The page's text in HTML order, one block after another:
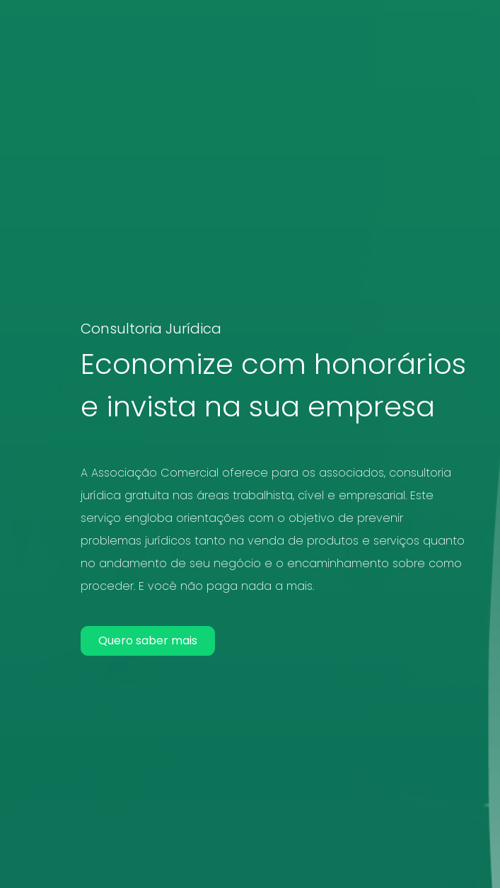
Consultoria Jurídica
Economize com honorários
e invista na sua empresa
A Associação Comercial oferece para os associados, consultoria
jurídica gratuita nas áreas trabalhista, cível e empresarial. Este
serviço engloba orientações com o objetivo de prevenir
problemas jurídicos tanto na venda de produtos e serviços quanto
no andamento de seu negócio e o encaminhamento sobre como
proceder. E você não paga nada a mais.
Quero saber mais